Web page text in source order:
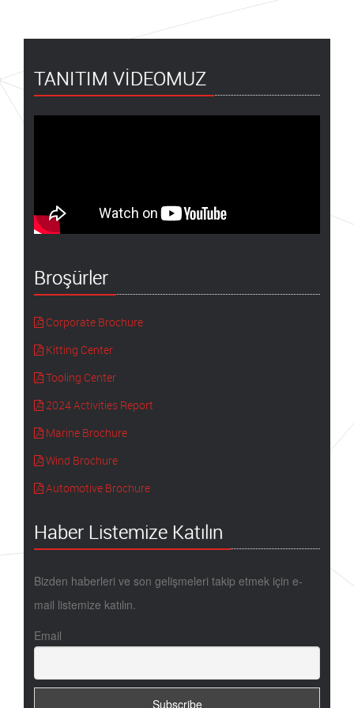
TANITIM VİDEOMUZ
Broşürler
Corporate Brochure
Kitting Center
Tooling Center
2024 Activities Report
Marine Brochure
Wind Brochure
Automotive Brochure
Haber Listemize Katılın
Bizden haberleri ve son gelişmeleri takip etmek için e-
mail listemize katılın.
Email